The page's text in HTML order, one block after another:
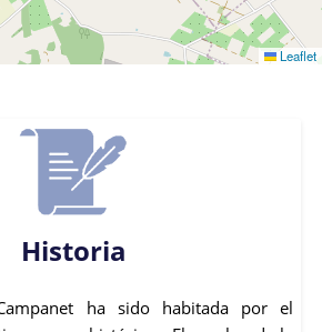
Leaflet
Historia
ha sido habitada por el